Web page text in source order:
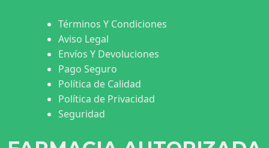
Términos Y Condiciones
Aviso Legal
Envíos Y Devoluciones
Pago Seguro
Política de Calidad
Política de Privacidad
Seguridad